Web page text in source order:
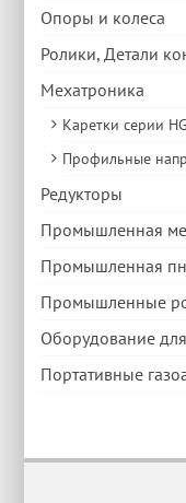
Опоры и колеса
Ролики, Детали
Мехатроника
Каретки серии HG
Профильные
Редукторы
Промышленная
Промышленная
Промышленные
Оборудование
Портативные